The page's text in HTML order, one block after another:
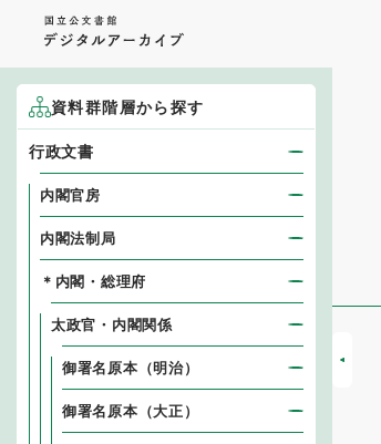
資料群階層から探す
行政文書
内閣官房
内閣法制局
＊内閣・総理府
太政官・内閣関係
御署名原本（明治）
御署名原本（大正）